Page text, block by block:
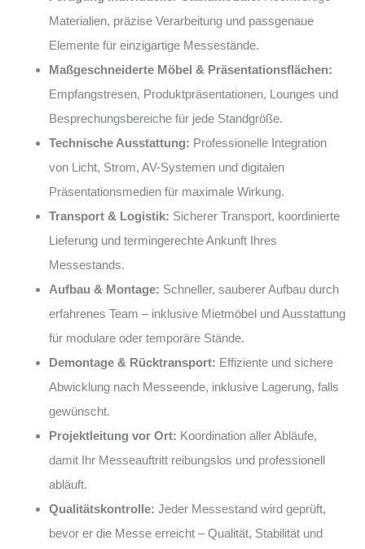
Materialien, präzise Verarbeitung und passgenaue
Elemente für einzigartige Messestände.
Maßgeschneiderte Möbel & Präsentationsflächen:
Empfangstresen, Produktpräsentationen, Lounges und
Besprechungsbereiche für jede Standgröße.
Technische Ausstattung: Professionelle Integration
von Licht, Strom, AV-Systemen und digitalen
Präsentationsmedien für maximale Wirkung.
Transport & Logistik: Sicherer Transport, koordinierte
Lieferung und termingerechte Ankunft Ihres
Messestands.
Aufbau & Montage: Schneller, sauberer Aufbau durch
erfahrenes Team – inklusive Mietmöbel und Ausstattung
für modulare oder temporäre Stände.
Demontage & Rücktransport: Effiziente und sichere
Abwicklung nach Messeende, inklusive Lagerung, falls
gewünscht.
Projektleitung vor Ort: Koordination aller Abläufe,
damit Ihr Messeauftritt reibungslos und professionell
abläuft.
Qualitätskontrolle: Jeder Messestand wird geprüft,
bevor er die Messe erreicht – Qualität, Stabilität und